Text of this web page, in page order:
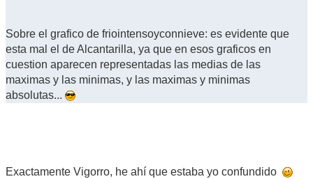
Sobre el grafico de friointensoyconnieve: es evidente que
esta mal el de Alcantarilla, ya que en esos graficos en
cuestion aparecen representadas las medias de las
maximas y las minimas, y las maximas y minimas
absolutas...
Exactamente Vigorro, he ahí que estaba yo confundido